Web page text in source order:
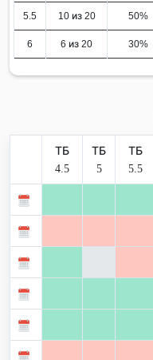
5.5 10 из 20 50%
6 6 из 20 30%
ТБ
4.5
ТБ
5
ТБ
5.5